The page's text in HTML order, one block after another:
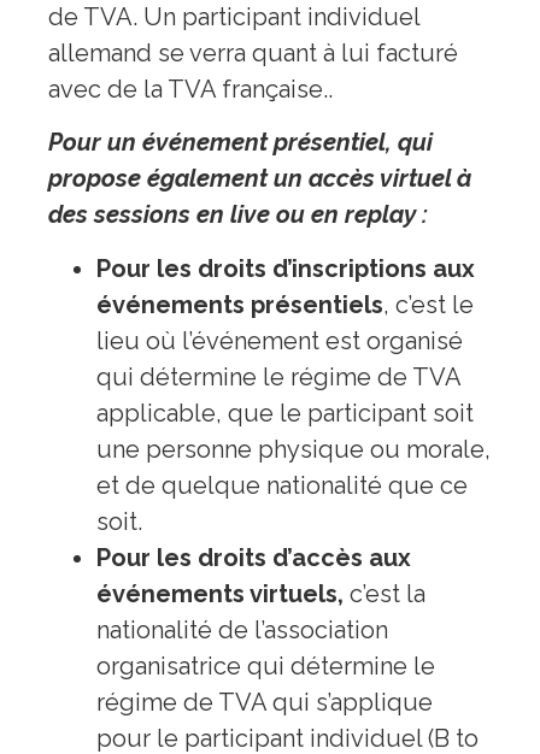
de TVA. Un participant individuel
allemand se verra quant à lui facturé
avec de la TVA française..
Pour un événement présentiel, qui
propose également un accès virtuel à
des sessions en live ou en replay :
Pour les droits d’inscriptions aux
événements présentiels, c’est le
lieu où l’événement est organisé
qui détermine le régime de TVA
applicable, que le participant soit
une personne physique ou morale,
et de quelque nationalité que ce
soit.
Pour les droits d’accès aux
événements virtuels, c’est la
nationalité de l’association
organisatrice qui détermine le
régime de TVA qui s’applique
pour le participant individuel (B to